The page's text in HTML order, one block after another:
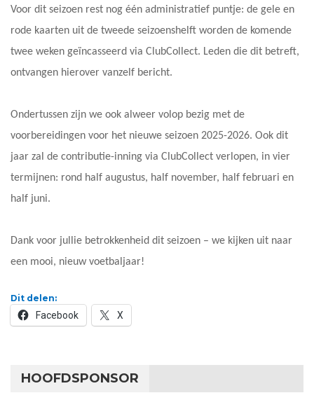
Voor dit seizoen rest nog één administratief puntje: de gele en
rode kaarten uit de tweede seizoenshelft worden de komende
twee weken geïncasseerd via ClubCollect. Leden die dit betreft,
ontvangen hierover vanzelf bericht.
Ondertussen zijn we ook alweer volop bezig met de
voorbereidingen voor het nieuwe seizoen 2025-2026. Ook dit
jaar zal de contributie-inning via ClubCollect verlopen, in vier
termijnen: rond half augustus, half november, half februari en
half juni.
Dank voor jullie betrokkenheid dit seizoen – we kijken uit naar
een mooi, nieuw voetbaljaar!
Dit delen:
Facebook X
HOOFDSPONSOR